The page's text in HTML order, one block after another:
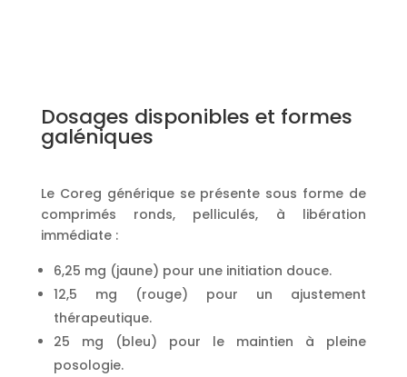
Dosages disponibles et formes
galéniques
Le Coreg générique se présente sous forme de
comprimés ronds, pelliculés, à libération
immédiate :
6,25 mg (jaune) pour une initiation douce.
12,5 mg (rouge) pour un ajustement
thérapeutique.
25 mg (bleu) pour le maintien à pleine
posologie.